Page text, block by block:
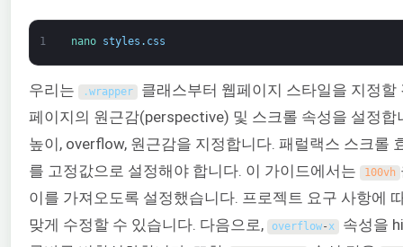
1 nano styles . css
우리는 .wrapper 클래스부터 웹페이지 스타일을 지정할
페이지의 원근감(perspective) 및 스크롤 속성을 설정
높이, overflow, 원근감을 지정합니다. 패럴랙스 스크롤
를 고정값으로 설정해야 합니다. 이 가이드에서는
100vh
이를 가져오도록 설정했습니다. 프로젝트 요구 사항에
맞게 수정할 수 있습니다. 다음으로,
overflow-x 속성을